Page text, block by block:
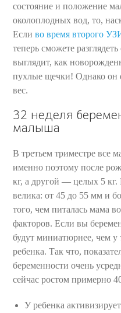
состояние и положение
околоплодных вод, то,
Есливо время второго
теперь сможете
выглядит, как
пухлые щечки! Однако он
вес.
32 неделя
малыша
В третьем триместре все
именно поэтому после
кг, а другой — целых 5 кг.
велика: от 45 до 55 мм и
того, чем питалась мама
факторов. Если вы
будут миниатюрнее, чем у
ребенка. Так что,
беременности очень
сейчас ростом примерно
У ребенка